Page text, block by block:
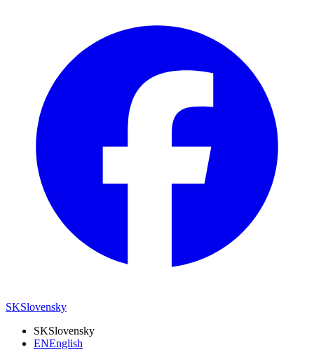
SKSlovensky
SKSlovensky
ENEnglish